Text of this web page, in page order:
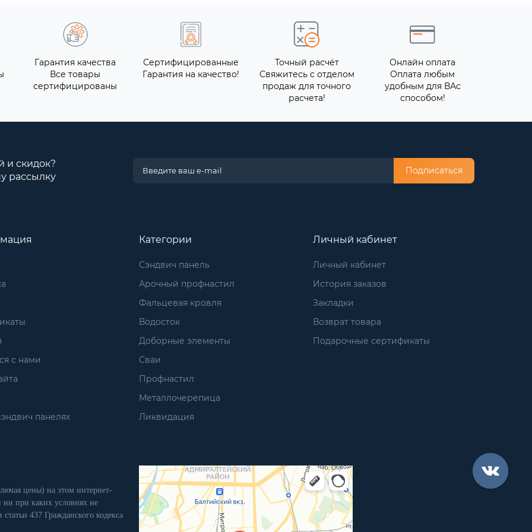
Гарантия качества
Все товары
сертифицированы
Сертифицированные
Гарантия на качество!
Точный расчёт
Свяжитесь с отделом
продаж для точного
расчета!
Онлайн оплата
Оплата любым
удобным для ВАс
способом!
и скидок?
рассылку
Подписаться
с нами
панелях
Категории
Сэндвич панель
Арочный профнастил
Фальцевая кровля
Водосток
Доборные элементы
Сваи
Профнастил
Металлочерепица
Ликвидация
Личный кабинет
Личный кабинет
История заказов
Закладки
Возврат товара
Подарочные сертификаты
цены) на этом интернет-
ни при каких условиях не
437 Гражданского кодекса